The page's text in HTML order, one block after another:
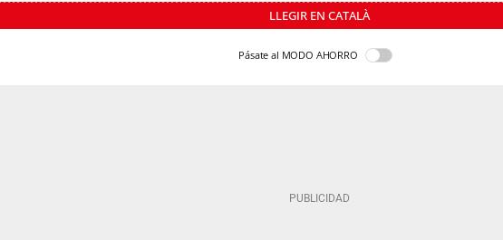
LLEGIR EN CATALÀ
Pásate al MODO AHORRO